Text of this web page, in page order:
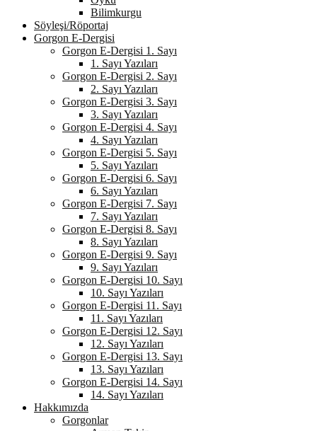
Bilimkurgu
Söyleşi/Röportaj
Gorgon E-Dergisi
Gorgon E-Dergisi 1. Sayı
1. Sayı Yazıları
Gorgon E-Dergisi 2. Sayı
2. Sayı Yazıları
Gorgon E-Dergisi 3. Sayı
3. Sayı Yazıları
Gorgon E-Dergisi 4. Sayı
4. Sayı Yazıları
Gorgon E-Dergisi 5. Sayı
5. Sayı Yazıları
Gorgon E-Dergisi 6. Sayı
6. Sayı Yazıları
Gorgon E-Dergisi 7. Sayı
7. Sayı Yazıları
Gorgon E-Dergisi 8. Sayı
8. Sayı Yazıları
Gorgon E-Dergisi 9. Sayı
9. Sayı Yazıları
Gorgon E-Dergisi 10. Sayı
10. Sayı Yazıları
Gorgon E-Dergisi 11. Sayı
11. Sayı Yazıları
Gorgon E-Dergisi 12. Sayı
12. Sayı Yazıları
Gorgon E-Dergisi 13. Sayı
13. Sayı Yazıları
Gorgon E-Dergisi 14. Sayı
14. Sayı Yazıları
Hakkımızda
Gorgonlar